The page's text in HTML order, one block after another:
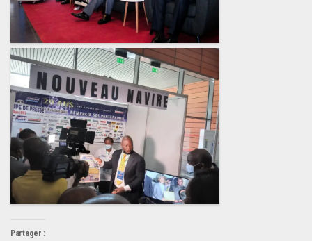
Partager :